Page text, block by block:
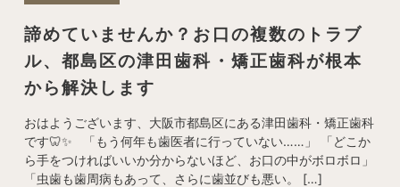
諦めていませんか？お口の複数のトラブ
ル、都島区の津田歯科・矯正歯科が根本
から解決します
おはようございます、大阪市都島区にある津田歯科・矯正歯科
です🦷✨ 「もう何年も歯医者に行っていない……」 「どこか
ら手をつければいいか分からないほど、お口の中がボロボロ」
「虫歯も歯周病もあって、さらに歯並びも悪い。 […]